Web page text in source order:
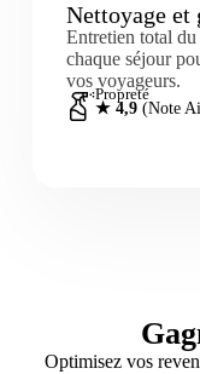
Nettoyage et
Entretien total
chaque séjour
vos voyageurs.
Propreté
★ 4,9 (Note
Optimisez vos